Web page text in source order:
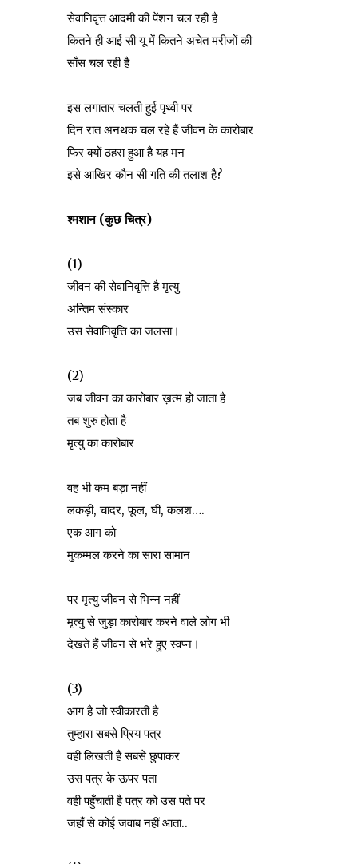
सेवानिवृत्त आदमी की पेंशन चल रही है
कितने ही आई सी यू में कितने अचेत मरीजों की
साँस चल रही है
इस लगातार चलती हुई पृथ्वी पर
दिन रात अनथक चल रहे हैं जीवन के कारोबार
फिर क्यों ठहरा हुआ है यह मन
इसे आखिर कौन सी गति की तलाश है?
श्मशान (कुछ चित्र)
(1)
जीवन की सेवानिवृत्ति है मृत्यु
अन्तिम संस्कार
उस सेवानिवृत्ति का जलसा।
(2)
जब जीवन का कारोबार ख़त्म हो जाता है
तब शुरु होता है
मृत्यु का कारोबार
वह भी कम बड़ा नहीं
लकड़ी, चादर, फूल, घी, कलश….
एक आग को
मुकम्मल करने का सारा सामान
पर मृत्यु जीवन से भिन्न नहीं
मृत्यु से जुड़ा कारोबार करने वाले लोग भी
देखते हैं जीवन से भरे हुए स्वप्न।
(3)
आग है जो स्वीकारती है
तुम्हारा सबसे प्रिय पत्र
वही लिखती है सबसे छुपाकर
उस पत्र के ऊपर पता
वही पहुँचाती है पत्र को उस पते पर
जहाँ से कोई जवाब नहीं आता..